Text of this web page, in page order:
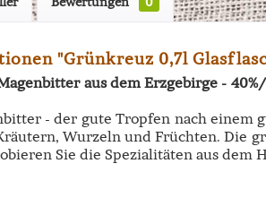
"Grünkreuz 0,7l
aus dem Erzgebirge -
- der gute Tropfen nach einem
Wurzeln und Früchten. Die
Sie die Spezialitäten aus dem